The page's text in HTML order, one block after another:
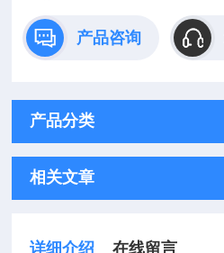
产品咨询
产品分类
相关文章
详细介绍 在线留言